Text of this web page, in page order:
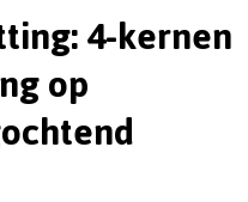
4-kernen
op